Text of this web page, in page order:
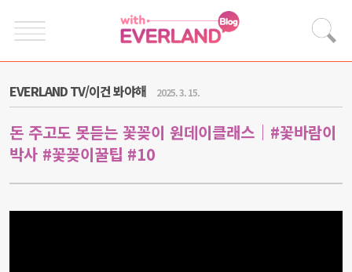
EVERLAND TV/이건 봐야해 2025. 3. 15.
돈 주고도 못듣는 꽃꽂이 원데이클래스｜#꽃바람이
박사 #꽃꽂이꿀팁 #10